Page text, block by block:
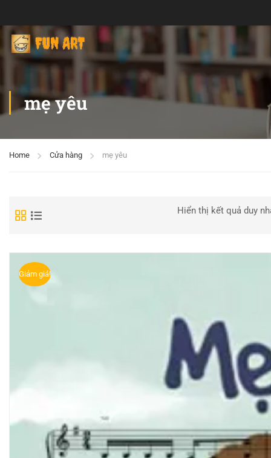
mẹ yêu
Home Cửa hàng mẹ yêu
Hiển thị kết quả duy
Giảm giá!